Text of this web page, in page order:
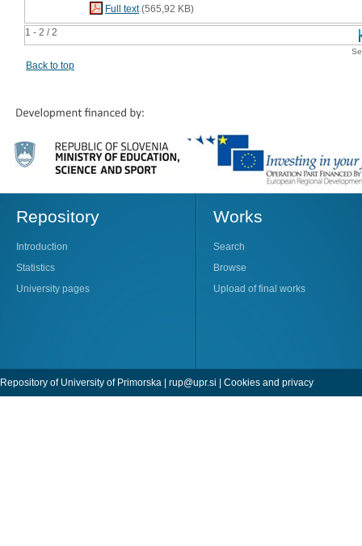
1 - 2 / 2
Full text(565,92 KB)
Back to top
Repository
Introduction
Statistics
University pages
Works
Search
Browse
Upload of final works
Repository of University of Primorska | rup@upr.si | Cookies and privacy